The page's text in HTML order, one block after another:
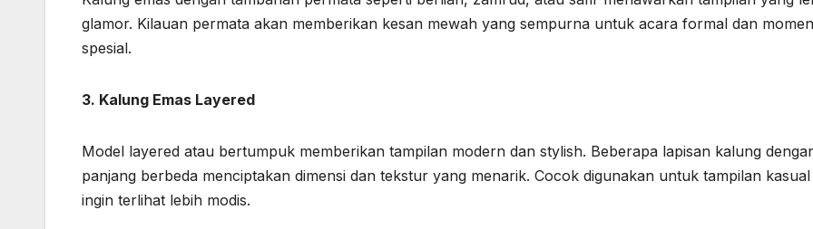
glamor. Kilauan permata akan memberikan kesan mewah yang sempurna untuk acara formal dan momen
spesial.
3. Kalung Emas Layered
Model layered atau bertumpuk memberikan tampilan modern dan stylish. Beberapa lapisan kalung
panjang berbeda menciptakan dimensi dan tekstur yang menarik. Cocok digunakan untuk tampilan
ingin terlihat lebih modis.